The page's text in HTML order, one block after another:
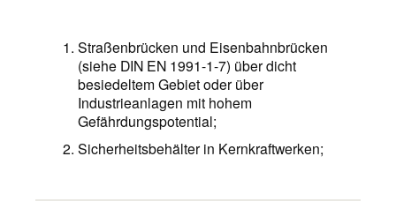
Straßenbrücken und Eisenbahnbrücken
(siehe DIN EN 1991-1-7) über dicht
besiedeltem Gebiet oder über
Industrieanlagen mit hohem
Gefährdungspotential;
Sicherheitsbehälter in Kernkraftwerken;